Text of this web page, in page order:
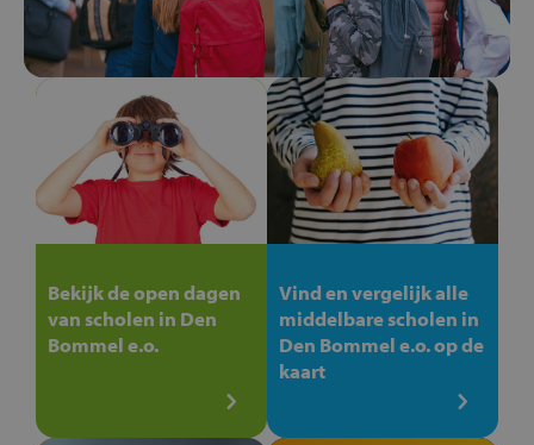
Bekijk de open dagen
van scholen in Den
Bommel e.o.
Vind en vergelijk alle
middelbare scholen in
Den Bommel e.o. op de
kaart